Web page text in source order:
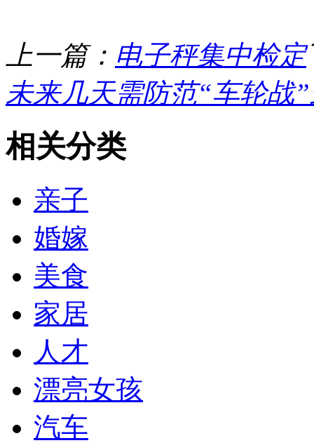
上一篇： 电子秤集中检定
未来几天需防范“车轮战
相关分类
亲子
婚嫁
美食
家居
人才
漂亮女孩
汽车